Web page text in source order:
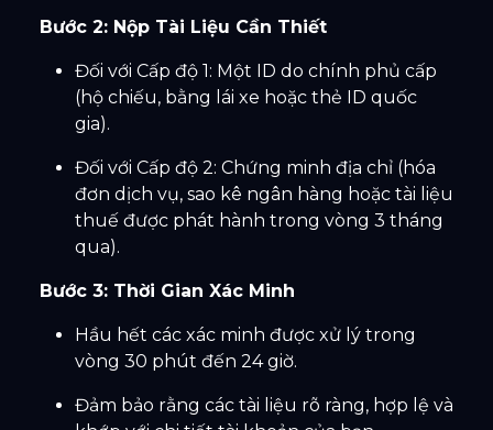
Bước 2: Nộp Tài Liệu Cần Thiết
Đối với Cấp độ 1: Một ID do chính phủ cấp
(hộ chiếu, bằng lái xe hoặc thẻ ID quốc
gia).
Đối với Cấp độ 2: Chứng minh địa chỉ (hóa
đơn dịch vụ, sao kê ngân hàng hoặc tài liệu
thuế được phát hành trong vòng 3 tháng
qua).
Bước 3: Thời Gian Xác Minh
Hầu hết các xác minh được xử lý trong
vòng 30 phút đến 24 giờ.
Đảm bảo rằng các tài liệu rõ ràng, hợp lệ và